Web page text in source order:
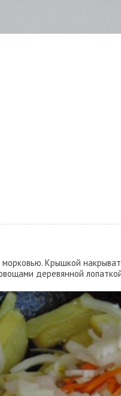
Крышкой
деревянной